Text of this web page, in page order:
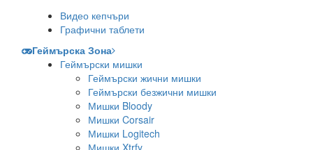
Видео кепчъри
Графични таблети
Геймърска Зона
Геймърски мишки
Геймърски жични мишки
Геймърски безжични мишки
Мишки Bloody
Мишки Corsair
Мишки Logitech
Мишки Xtrfy